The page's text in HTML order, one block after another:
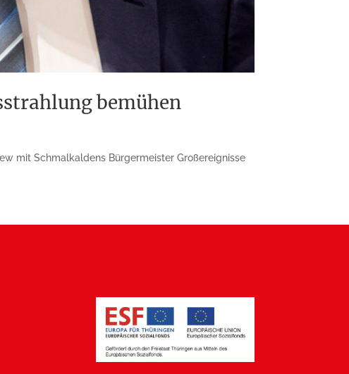
bemühen
mit Schmalkaldens Bür­germeister Großereignisse